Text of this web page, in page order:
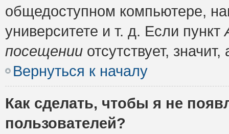
общедоступном компьютере,
университете и т. д. Если пункт
посещении отсутствует,
Вернуться к началу
Как сделать, чтобы я не
пользователей?